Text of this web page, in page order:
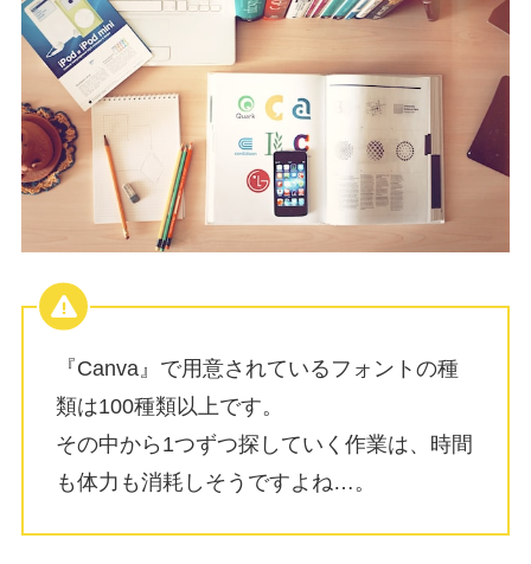
『Canva』で用意されているフォントの種
類は100種類以上です。
その中から1つずつ探していく作業は、時間
も体力も消耗しそうですよね…。